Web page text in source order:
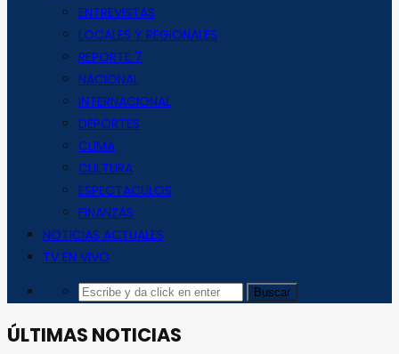
ENTREVISTAS
LOCALES Y REGIONALES
REPORTE 7
NACIONAL
INTERNACIONAL
DEPORTES
CLIMA
CULTURA
ESPECTACULOS
FINANZAS
NOTICIAS ACTUALES
TV EN VIVO
ÚLTIMAS NOTICIAS